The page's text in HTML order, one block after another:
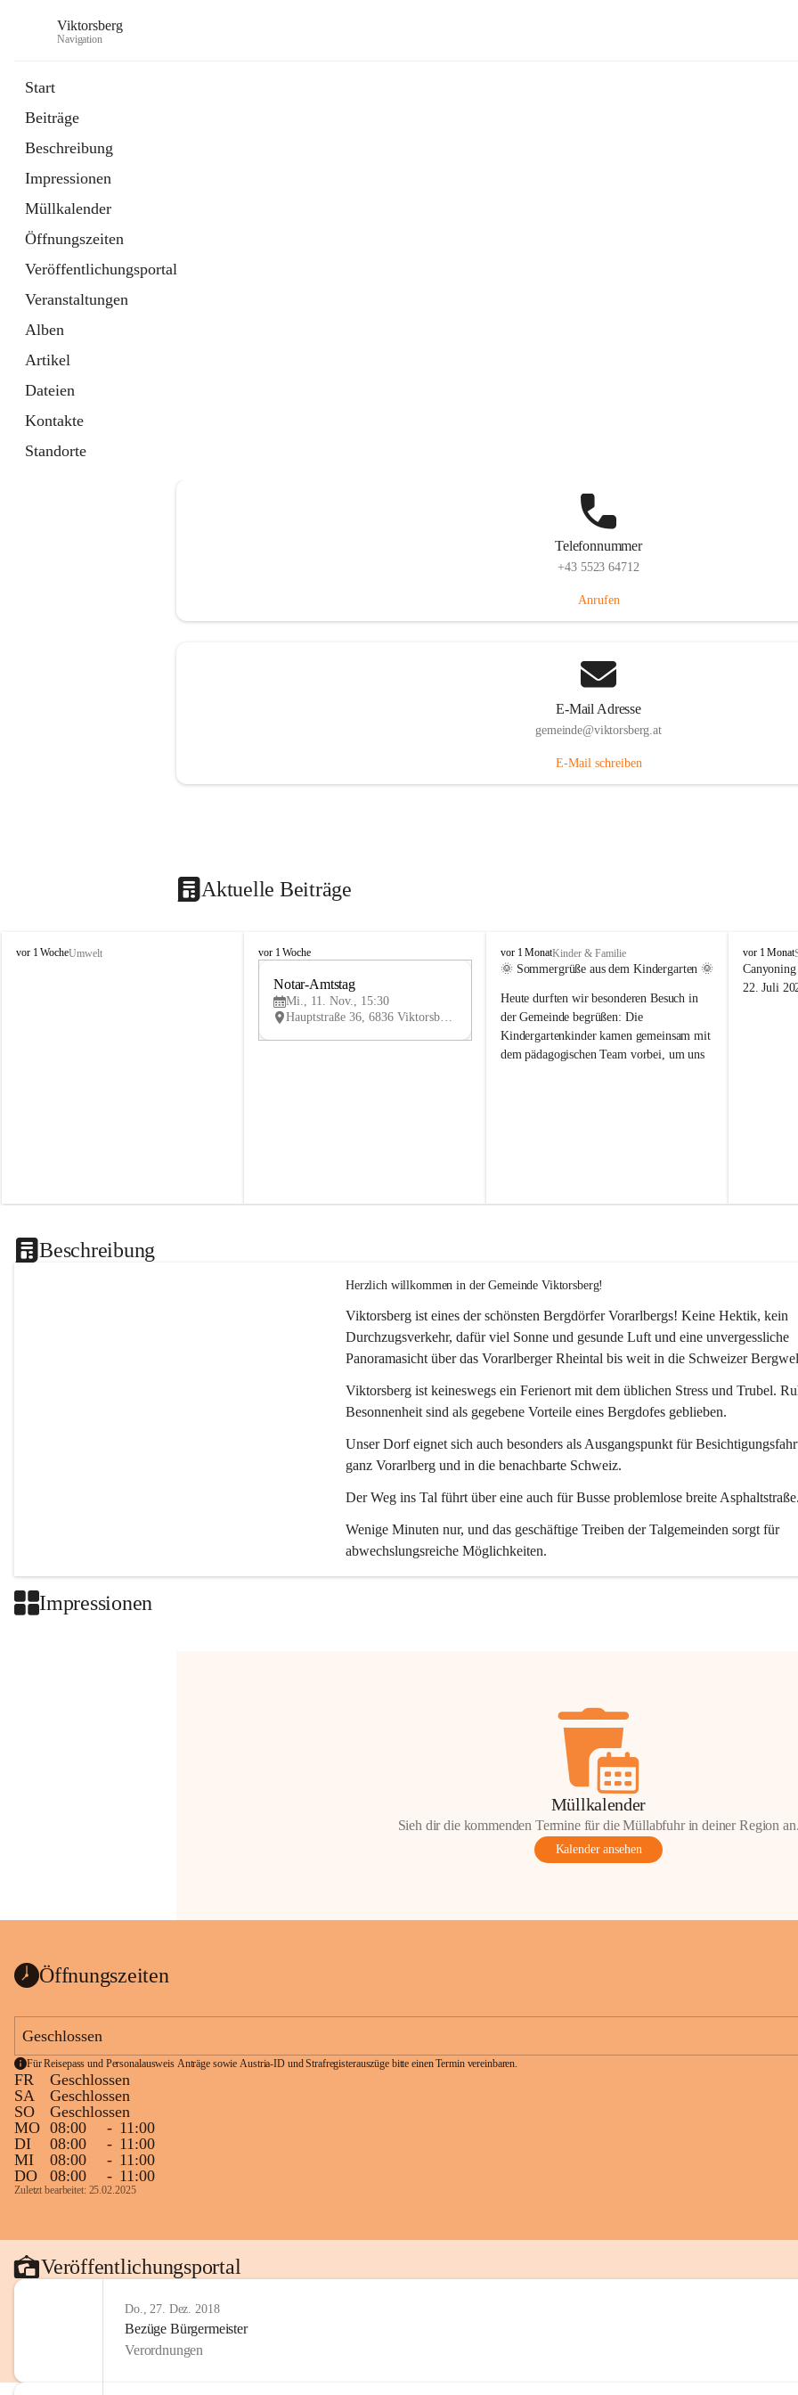
Viktorsberg
Navigation
Start
Beiträge
Beschreibung
Impressionen
Müllkalender
Öffnungszeiten
Veröffentlichungsportal
Veranstaltungen
Alben
Artikel
Dateien
Kontakte
Standorte
Telefonnummer
+43 5523 64712
Anrufen
E-Mail Adresse
gemeinde@viktorsberg.at
E-Mail schreiben
Aktuelle Beiträge
V
vor 1 WocheUmwelt
V
vor 1 Woche
V
Notar-Amtstag
Mi., 11. Nov., 15:30
Hauptstraße 36, 6836 Viktorsberg, AUT
V
i
t
o
r
s
vor 1 MonatKinder & Familie
🌞 Sommergrüße aus dem Kindergarten 🌞
Heute durften wir besonderen Besuch in
der Gemeinde begrüßen: Die
Kindergartenkinder kamen gemeinsam mit
dem pädagogischen Team vorbei, um uns
V
i
k
vor 1 Monat
22. Juli
Beschreibung
Herzlich willkommen in der Gemeinde Viktorsberg!
Viktorsberg ist eines der schönsten Bergdörfer Vorarlbergs! Keine Hektik, kein
Durchzugsverkehr, dafür viel Sonne und gesunde Luft und eine unvergessliche
Panoramasicht über das Vorarlberger Rheintal bis weit in die Schweizer
Viktorsberg ist keineswegs ein Ferienort mit dem üblichen Stress und Trubel.
Besonnenheit sind als gegebene Vorteile eines Bergdofes geblieben.
Unser Dorf eignet sich auch besonders als Ausgangspunkt für
ganz Vorarlberg und in die benachbarte Schweiz.
Der Weg ins Tal führt über eine auch für Busse problemlose breite
Wenige Minuten nur, und das geschäftige Treiben der Talgemeinden sorgt für
abwechslungsreiche Möglichkeiten.
Impressionen
Müllkalender
Sieh dir die kommenden Termine für die Müllabfuhr in deiner Region
Kalender ansehen
Öffnungszeiten
Geschlossen
Für Reisepass und Personalausweis Anträge sowie Austria-ID und Strafregisterauszüge bitte einen Termin vereinbaren.
FR
Geschlossen
SA
Geschlossen
SO
Geschlossen
MO 08:00 - 11:00
DI
08:00 - 11:00
MI
08:00 - 11:00
DO
08:00 - 11:00
Zuletzt bearbeitet: 25.02.2025
Veröffentlichungsportal
Do., 27. Dez. 2018
Bezüge Bürgermeister
Verordnungen